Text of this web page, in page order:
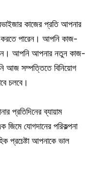
কাজের প্রতি আপনার
করতে পারেন। আপনি কাজ-
আপনি আপনার নতুন কাজ-
আজ সম্পত্তিতে বিনিয়োগ
চলবে।
প্রতিদিনের ব্যায়াম
যোগদানের পরিকল্পনা
প্রচেষ্টা আপনাকে ভাল